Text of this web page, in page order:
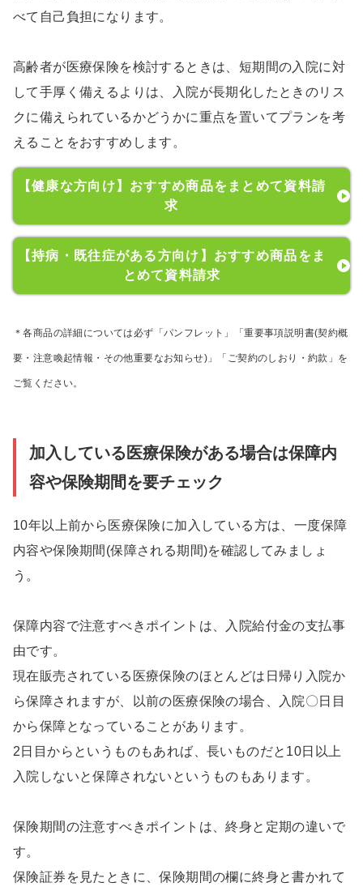
べて自己負担になります。
高齢者が医療保険を検討するときは、短期間の入院に対
して手厚く備えるよりは、入院が長期化したときのリス
クに備えられているかどうかに重点を置いてプランを考
えることをおすすめします。
【健康な方向け】おすすめ商品をまとめて資料請
求
【持病・既往症がある方向け】おすすめ商品をま
とめて資料請求
＊各商品の詳細については必ず「パンフレット」「重要事項説明書(契約概
要・注意喚起情報・その他重要なお知らせ)」「ご契約のしおり・約款」を
ご覧ください。
加入している医療保険がある場合は保障内
容や保険期間を要チェック
10年以上前から医療保険に加入している方は、一度保障
内容や保険期間(保障される期間)を確認してみましょ
う。
保障内容で注意すべきポイントは、入院給付金の支払事
由です。
現在販売されている医療保険のほとんどは日帰り入院か
ら保障されますが、以前の医療保険の場合、入院〇日目
から保障となっていることがあります。
2日目からというものもあれば、長いものだと10日以上
入院しないと保障されないというものもあります。
保険期間の注意すべきポイントは、終身と定期の違いで
す。
保険証券を見たときに、保険期間の欄に終身と書かれて